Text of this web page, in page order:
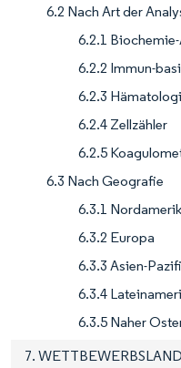
6.2 Nach Art der
6.2.1
6.2.2 Immun-
6.2.3
6.2.4 Zellzähler
6.2.5
6.3 Nach Geografie
6.3.1
6.3.2 Europa
6.3.3 Asien-
6.3.4
6.3.5 Naher
7.